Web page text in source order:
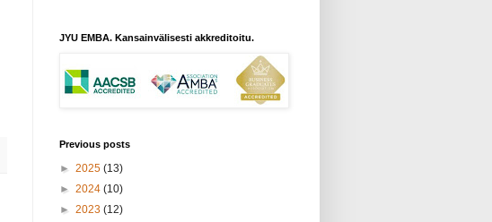
JYU EMBA. Kansainvälisesti akkreditoitu.
Previous posts
► 2025 (13)
► 2024 (10)
► 2023 (12)